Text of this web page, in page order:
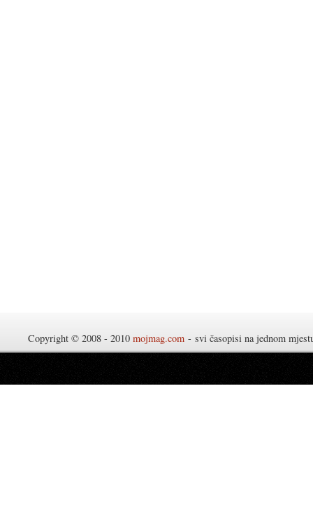
Copyright © 2008 - 2010 mojmag.com - svi časopisi na jednom